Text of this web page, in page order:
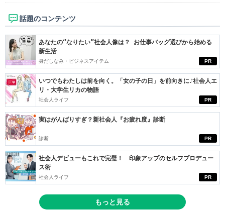
話題のコンテンツ
PR
あなたの“なりたい”社会人像は？ お仕事バッグ選びから始める
新生活
身だしなみ・ビジネスアイテム
PR
いつでもわたしは前を向く。「女の子の日」を前向きに♪社会人エ
リ・大学生リカの物語
社会人ライフ
PR
実はがんばりすぎ？新社会人『お疲れ度』診断
診断
PR
社会人デビューもこれで完璧！ 印象アップのセルフプロデュー
ス術
社会人ライフ
もっと見る